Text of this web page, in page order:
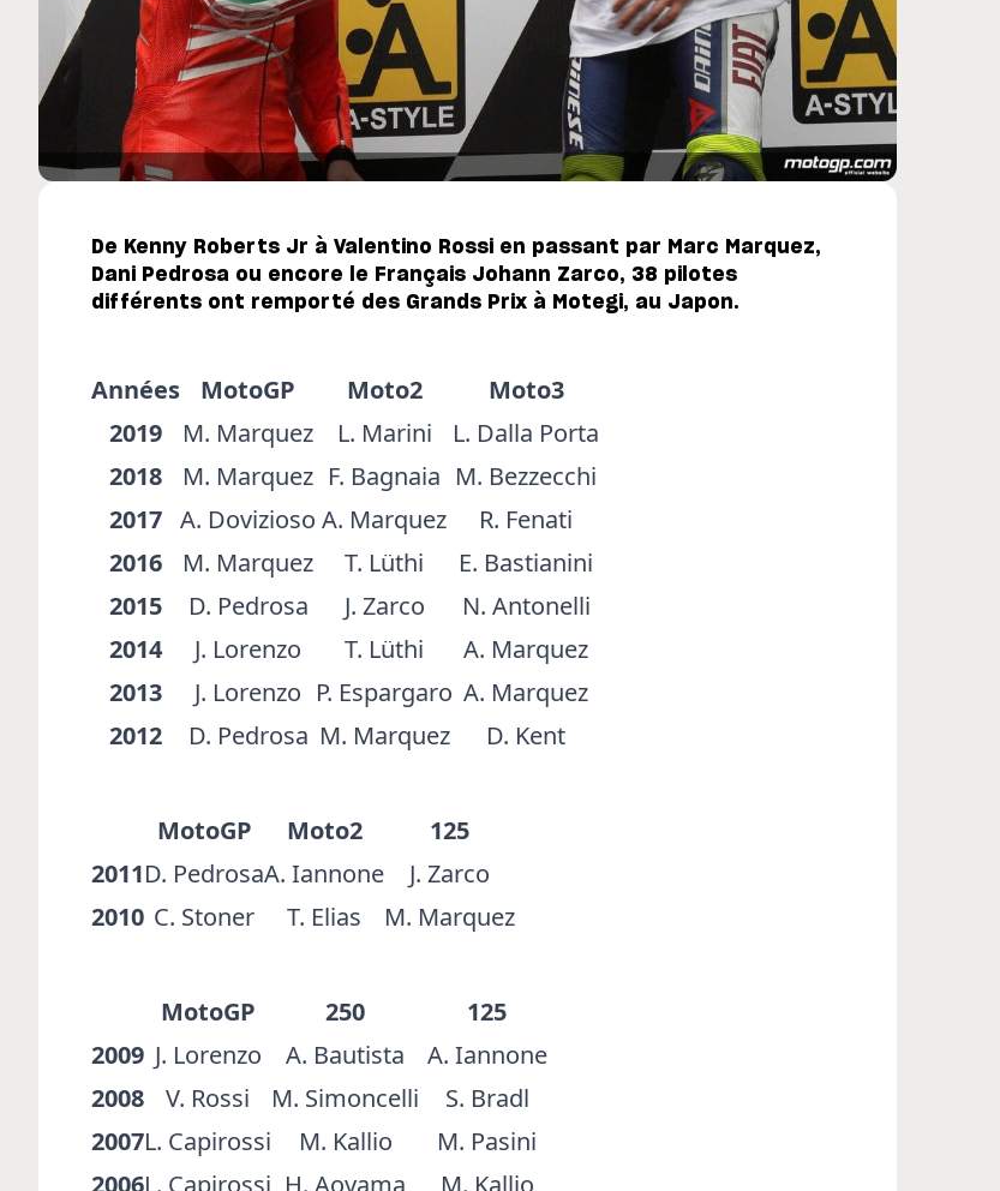
De Kenny Roberts Jr à Valentino Rossi en passant par Marc Marquez,
Dani Pedrosa ou encore le Français Johann Zarco, 38 pilotes
différents ont remporté des Grands Prix à Motegi, au Japon.
Années MotoGP Moto2
Moto3
2019
M. Marquez L. Marini
L. Dalla Porta
2018
M. Marquez F. Bagnaia M. Bezzecchi
2017 A. Dovizioso A. Marquez
R. Fenati
2016
M. Marquez T. Lüthi
E. Bastianini
2015
D. Pedrosa J. Zarco
N. Antonelli
2014
J. Lorenzo T. Lüthi
A. Marquez
2013
J. Lorenzo P. Espargaro A. Marquez
2012
D. Pedrosa M. Marquez D. Kent
MotoGP Moto2
125
2011D. PedrosaA. Iannone
J. Zarco
2010 C. Stoner T. Elias M. Marquez
MotoGP 250
125
2009 J. Lorenzo A. Bautista
A. Iannone
2008
V. Rossi M. Simoncelli
S. Bradl
2007L. Capirossi M. Kallio
M. Pasini